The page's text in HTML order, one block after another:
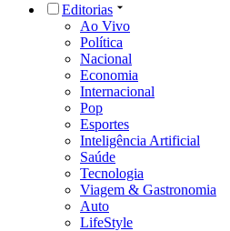
Editorias
Ao Vivo
Política
Nacional
Economia
Internacional
Pop
Esportes
Inteligência Artificial
Saúde
Tecnologia
Viagem & Gastronomia
Auto
LifeStyle